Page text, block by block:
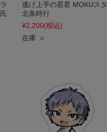
逃げ上手の若君 MOKUスタ
北条時行
¥2,200(税込)
在庫 ○